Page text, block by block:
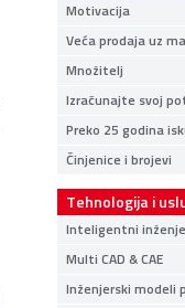
Motivacija
Veća prodaja uz
Množitelj
Izračunajte svoj
Preko 25 godina
Činjenice i brojevi
Tehnologija i
Inteligentni
Multi CAD & CAE
Inženjerski modeli